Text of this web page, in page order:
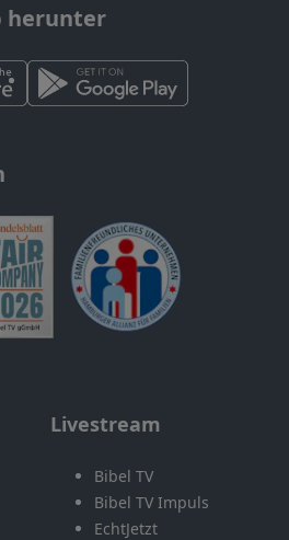
herunter
Livestream
Bibel TV
Bibel TV Impuls
EchtJetzt